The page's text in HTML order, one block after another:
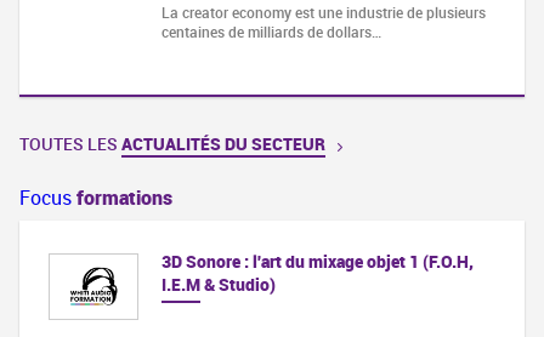
La creator economy est une industrie de plusieurs
centaines de milliards de dollars…
TOUTES LES ACTUALITÉS DU SECTEUR
Focusformations
3D Sonore : l'art du mixage objet 1 (F.O.H,
I.E.M & Studio)